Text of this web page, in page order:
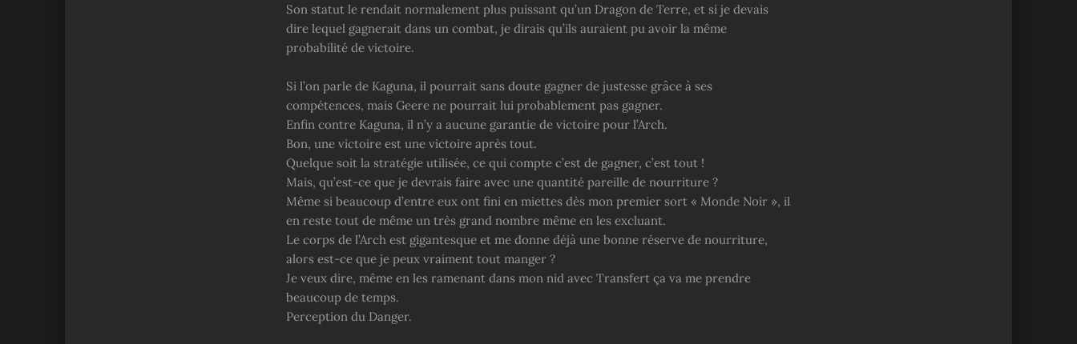
Son statut le rendait normalement plus puissant qu’un Dragon de Terre, et si je devais
dire lequel gagnerait dans un combat, je dirais qu’ils auraient pu avoir la même
probabilité de victoire.
Si l’on parle de Kaguna, il pourrait sans doute gagner de justesse grâce à ses
compétences, mais Geere ne pourrait lui probablement pas gagner.
Enfin contre Kaguna, il n’y a aucune garantie de victoire pour l’Arch.
Bon, une victoire est une victoire après tout.
Quelque soit la stratégie utilisée, ce qui compte c’est de gagner, c’est tout !
Mais, qu’est-ce que je devrais faire avec une quantité pareille de nourriture ?
Même si beaucoup d’entre eux ont fini en miettes dès mon premier sort « Monde Noir », il
en reste tout de même un très grand nombre même en les excluant.
Le corps de l’Arch est gigantesque et me donne déjà une bonne réserve de nourriture,
alors est-ce que je peux vraiment tout manger ?
Je veux dire, même en les ramenant dans mon nid avec Transfert ça va me prendre
beaucoup de temps.
Perception du Danger.